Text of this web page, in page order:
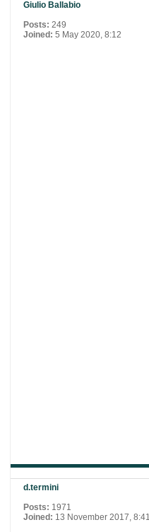
Giulio Ballabio
Posts: 249
Joined: 5 May 2020, 8:12
d.termini
Posts: 1971
Joined: 13 November 2017, 8:41